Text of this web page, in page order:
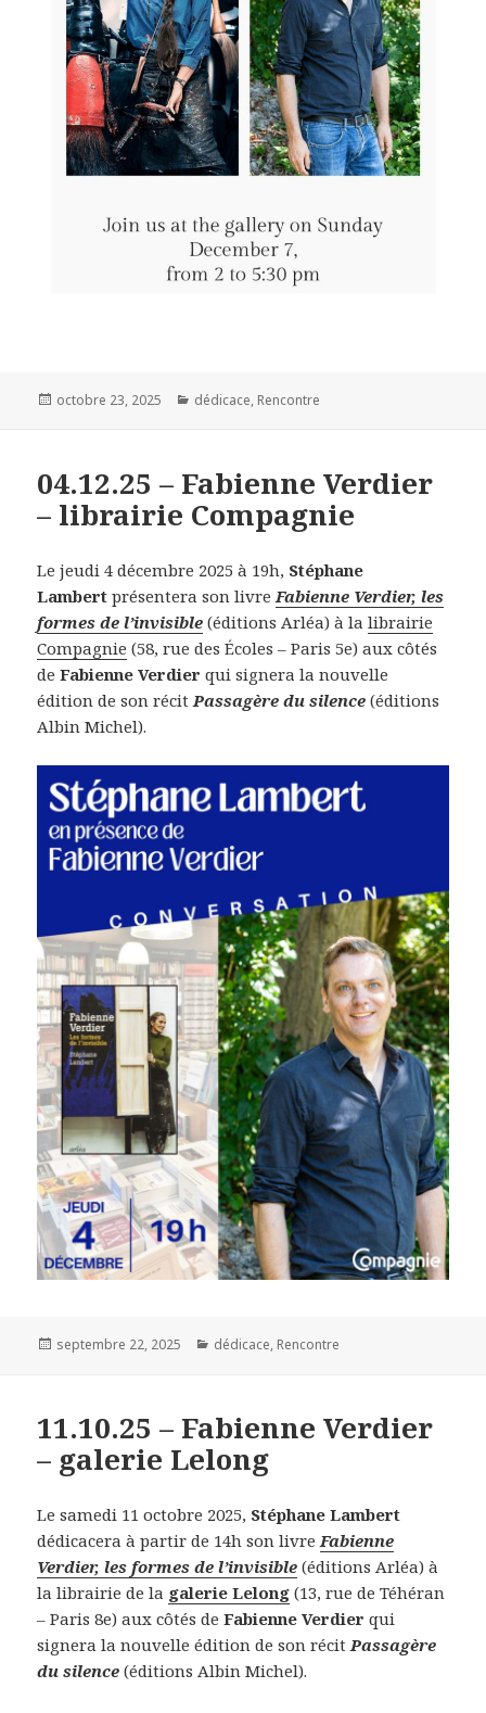
Publié
octobre 23, 2025 Catégories
dédicace, Rencontre
04.12.25 – Fabienne Verdier
– librairie Compagnie
Le jeudi 4 décembre 2025 à 19h, Stéphane
Lambert présentera son livre Fabienne Verdier, les
formes de l’invisible (éditions Arléa) à lalibrairie
Compagnie (58, rue des Écoles – Paris 5e) aux côtés
deFabienne Verdier qui signera la nouvelle
édition de son récit Passagère du silence (éditions
Albin Michel).
Publié
septembre 22, 2025 Catégories
dédicace, Rencontre
11.10.25 – Fabienne Verdier
– galerie Lelong
Le samedi 11 octobre 2025, Stéphane Lambert
dédicacera à partir de 14h son livreFabienne
Verdier, les formes de l’invisible (éditions Arléa) à
la librairie de la galerie Lelong (13, rue de Téhéran
– Paris 8e) aux côtés deFabienne Verdier qui
signera la nouvelle édition de son récitPassagère
du silence (éditions Albin Michel).